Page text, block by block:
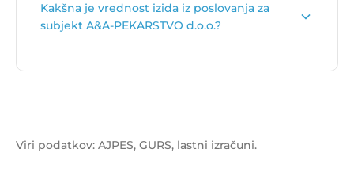
PEKARSTVO d.o.o. je162.917 €.
Kakšna je vrednost izida iz poslovanja za
subjekt A&A-PEKARSTVO d.o.o.?
PEKARSTVO d.o.o. je37.445 €.
Viri podatkov: AJPES, GURS, lastni izračuni.